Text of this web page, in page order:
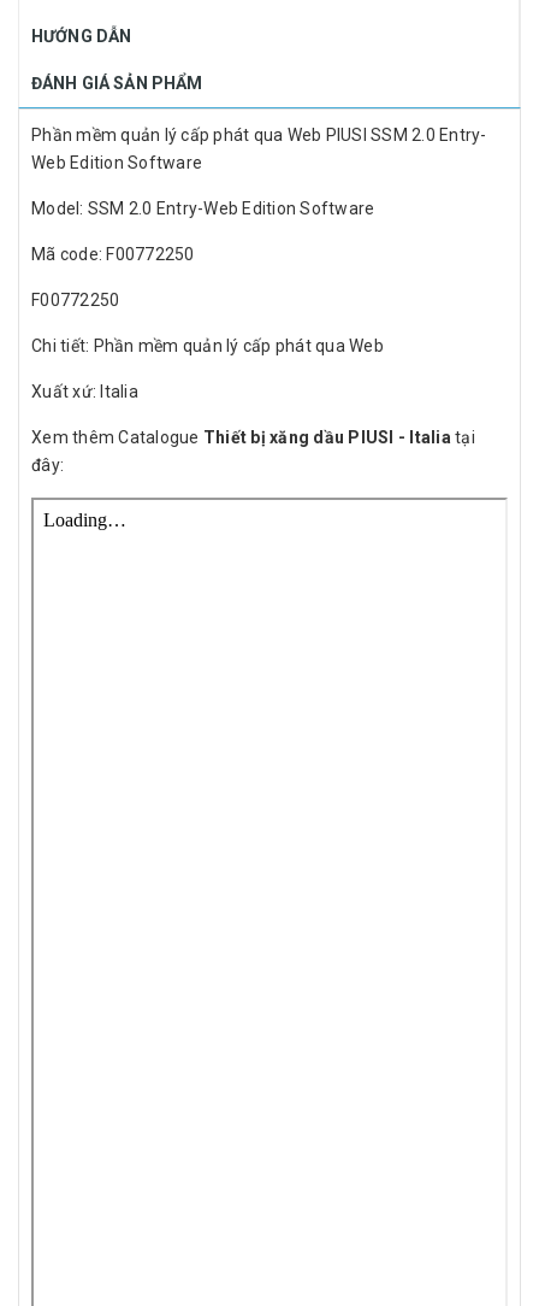
HƯỚNG DẪN
ĐÁNH GIÁ SẢN PHẨM
Phần mềm quản lý cấp phát qua Web PIUSI SSM 2.0 Entry-
Web Edition Software
Model: SSM 2.0 Entry-Web Edition Software
Mã code: F00772250
F00772250
Chi tiết: Phần mềm quản lý cấp phát qua Web
Xuất xứ: Italia
Xem thêm Catalogue Thiết bị xăng dầu PIUSI - Italia tại
đây: